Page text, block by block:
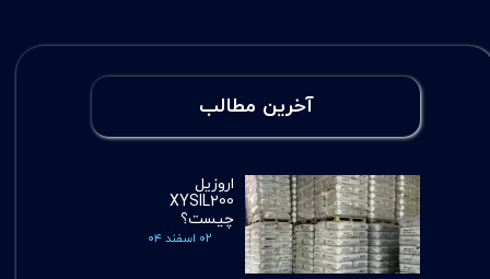
آخرین مطالب
اروزیل
XYSIL200
چیست؟
۰۲ اسفند ۰۴